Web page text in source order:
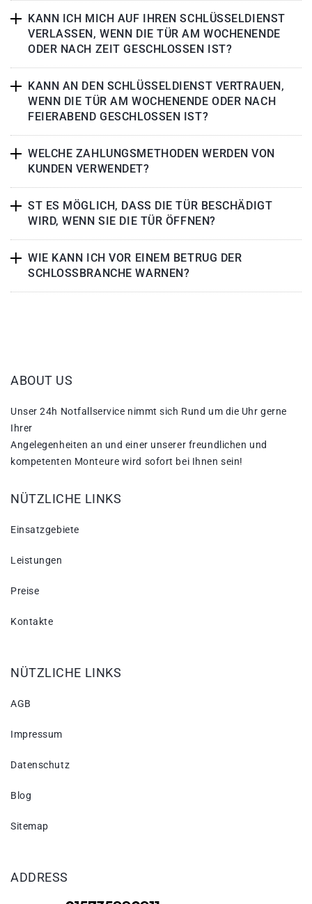
KANN ICH MICH AUF IHREN SCHLÜSSELDIENST
VERLASSEN, WENN DIE TÜR AM WOCHENENDE
ODER NACH ZEIT GESCHLOSSEN IST?
KANN AN DEN SCHLÜSSELDIENST VERTRAUEN,
WENN DIE TÜR AM WOCHENENDE ODER NACH
FEIERABEND GESCHLOSSEN IST?
WELCHE ZAHLUNGSMETHODEN WERDEN VON
KUNDEN VERWENDET?
ST ES MÖGLICH, DASS DIE TÜR BESCHÄDIGT
WIRD, WENN SIE DIE TÜR ÖFFNEN?
WIE KANN ICH VOR EINEM BETRUG DER
SCHLOSSBRANCHE WARNEN?
ABOUT US
Unser 24h Notfallservice nimmt sich Rund um die Uhr gerne
Ihrer
Angelegenheiten an und einer unserer freundlichen und
kompetenten Monteure wird sofort bei Ihnen sein!
NÜTZLICHE LINKS
Einsatzgebiete
Leistungen
Preise
Kontakte
NÜTZLICHE LINKS
AGB
Impressum
Datenschutz
Blog
Sitemap
ADDRESS